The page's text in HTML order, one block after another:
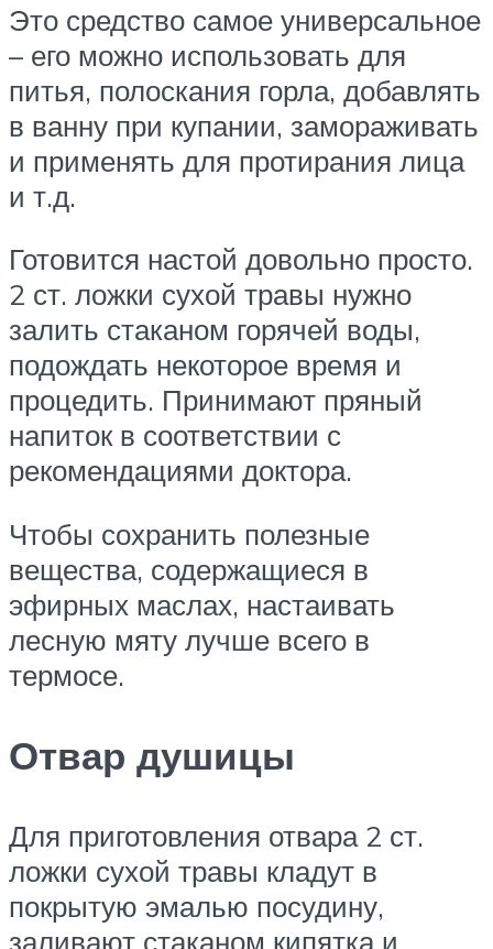
Это средство самое универсальное
– его можно использовать для
питья, полоскания горла, добавлять
в ванну при купании, замораживать
и применять для протирания лица
и т.д.
Готовится настой довольно просто.
2 ст. ложки сухой травы нужно
залить стаканом горячей воды,
подождать некоторое время и
процедить. Принимают пряный
напиток в соответствии с
рекомендациями доктора.
Чтобы сохранить полезные
вещества, содержащиеся в
эфирных маслах, настаивать
лесную мяту лучше всего в
термосе.
Отвар душицы
Для приготовления отвара 2 ст.
ложки сухой травы кладут в
покрытую эмалью посудину,
заливают стаканом кипятка и